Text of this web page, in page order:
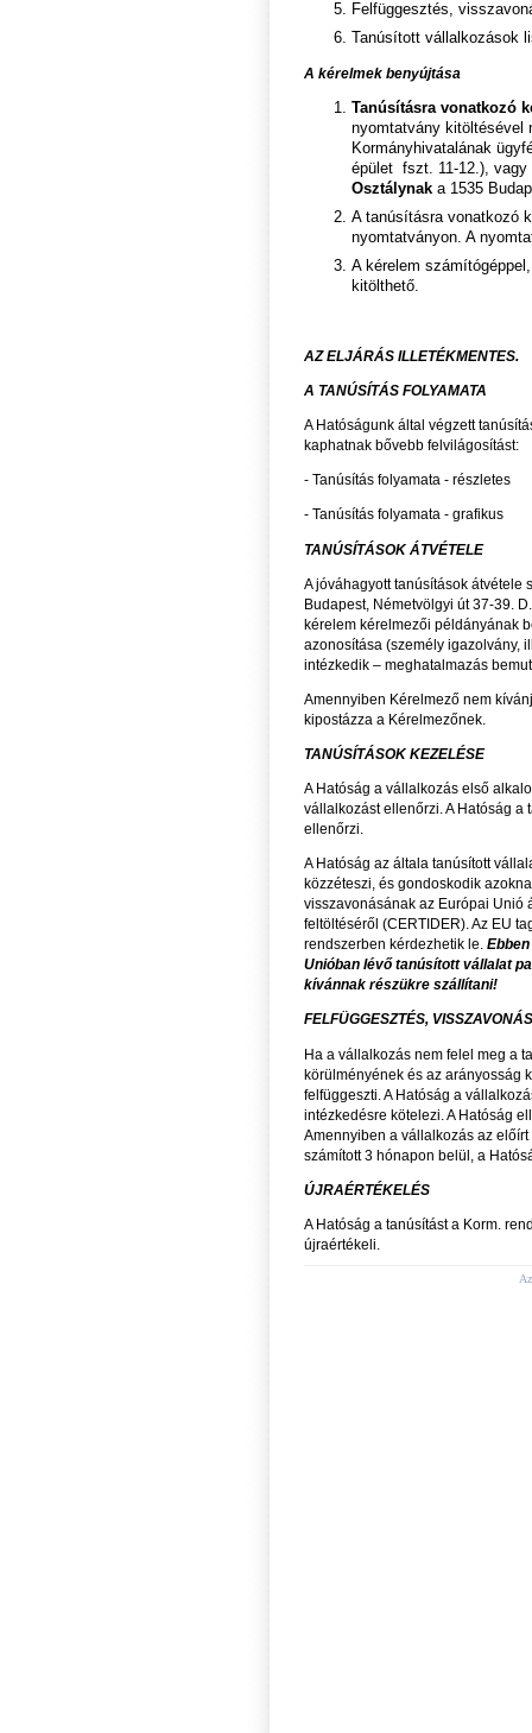
Felfüggesztés,
Tanúsított vállalkozások
A kérelmek benyújtása
Tanúsításra vonatkozó
nyomtatvány kitöltésével
Kormányhivatalának
épület fszt. 11-12.), vagy
Osztálynak a 1535
A tanúsításra vonatkozó
nyomtatványon. A
A kérelem
kitölthető.
AZ ELJÁRÁS ILLETÉKMENTES.
A TANÚSÍTÁS FOLYAMATA
A Hatóságunk által végzett
kaphatnak bővebb felvilágosítást:
- Tanúsítás folyamata - részletes
- Tanúsítás folyamata - grafikus
TANÚSÍTÁSOK ÁTVÉTELE
A jóváhagyott tanúsítások átvétele
Budapest, Németvölgyi út 37-39.
kérelem kérelmezői példányának
azonosítása (személy igazolvány,
intézkedik – meghatalmazás
Amennyiben Kérelmező nem
kipostázza a Kérelmezőnek.
TANÚSÍTÁSOK KEZELÉSE
A Hatóság a vállalkozás első
vállalkozást ellenőrzi. A Hatóság
ellenőrzi.
A Hatóság az általa tanúsított
közzéteszi, és gondoskodik
visszavonásának az Európai Unió
feltöltéséről (CERTIDER). Az EU
rendszerben kérdezhetik le.
Unióban lévő tanúsított vállalat
kívánnak részükre szállítani!
FELFÜGGESZTÉS, VISSZAVONÁS
Ha a vállalkozás nem felel meg a
körülményének és az arányosság
felfüggeszti. A Hatóság a
intézkedésre kötelezi. A Hatóság
Amennyiben a vállalkozás az
számított 3 hónapon belül, a
ÚJRAÉRTÉKELÉS
A Hatóság a tanúsítást a Korm.
újraértékeli.